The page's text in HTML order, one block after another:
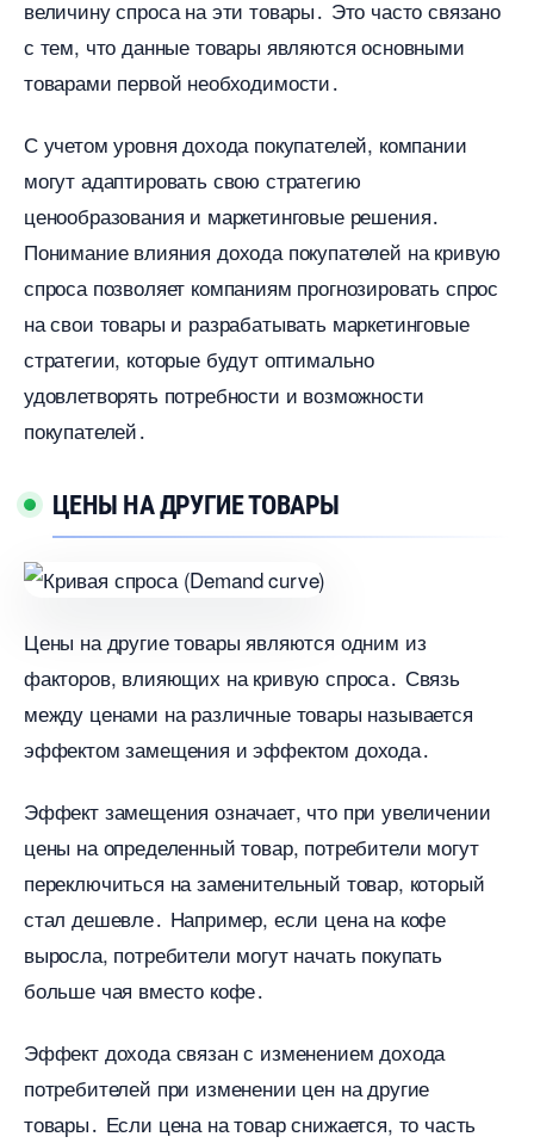
еличину спроса на эти товары․ Это часто связано
с тем, что данные товары являются основными
товарами первой необходимости․
С учетом уровня дохода покупателей, компании
могут адаптировать свою стратегию
ценообразования и маркетинговые решения․
Понимание влияния дохода покупателей на кривую
спроса позволяет компаниям прогнозировать спрос
на свои товары и разрабатывать маркетинговые
стратегии, которые будут оптимально
удовлетворять потребности и возможности
покупателей․
ЦЕНЫ НА ДРУГИЕ ТОВАРЫ
Цены на другие товары являются одним из
факторов, влияющих на кривую спроса․ Связь
между ценами на различные товары называется
эффектом замещения и эффектом дохода․
Эффект замещения означает, что при увеличении
цены на определенный товар, потребители могут
переключиться на заменительный товар, который
стал дешевле․ Например, если цена на кофе
ыросла, потребители могут начать покупать
ольше чая вместо кофе․
Эффект дохода связан с изменением дохода
потребителей при изменении цен на другие
товары․ Если цена на товар снижается, то часть